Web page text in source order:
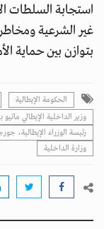
استجابة السلطات
غير الشرعية
بتوازن بين حماية
الحكومة الإيطالية
وزير الداخلية الإيطالي ماتيو
رئيسة الوزراء الإيطالية،
وزارة الداخلية